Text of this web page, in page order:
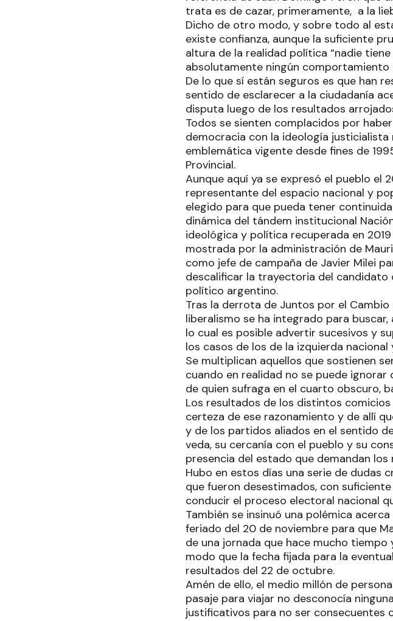
trata es de cazar, primeramente, a la
Dicho de otro modo, y sobre todo al
existe confianza, aunque la suficiente
altura de la realidad política “nadie
absolutamente ningún comportamiento
De lo que sí están seguros es que han
sentido de esclarecer a la ciudadanía
disputa luego de los resultados
Todos se sienten complacidos por
democracia con la ideología
emblemática vigente desde fines de
Provincial.
Aunque aquí ya se expresó el pueblo el
representante del espacio nacional y
elegido para que pueda tener
dinámica del tándem institucional
ideológica y política recuperada en
mostrada por la administración de
como jefe de campaña de Javier Milei
descalificar la trayectoria del candidato
político argentino.
Tras la derrota de Juntos por el
liberalismo se ha integrado para
lo cual es posible advertir sucesivos y
los casos de los de la izquierda
Se multiplican aquellos que sostienen
cuando en realidad no se puede
de quien sufraga en el cuarto obscuro,
Los resultados de los distintos
certeza de ese razonamiento y de allí
y de los partidos aliados en el sentido
veda, su cercanía con el pueblo y su
presencia del estado que demandan
Hubo en estos días una serie de dudas
que fueron desestimados, con
conducir el proceso electoral nacional
También se insinuó una polémica
feriado del 20 de noviembre para que
de una jornada que hace mucho
modo que la fecha fijada para la
resultados del 22 de octubre.
Amén de ello, el medio millón de
pasaje para viajar no desconocía
justificativos para no ser consecuentes